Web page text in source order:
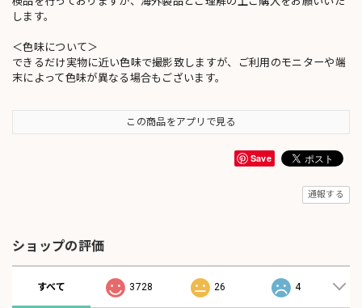
します。
＜色味について＞
できるだけ実物に近い色味で撮影致しますが、ご利用のモニターや端
末によって色味が異なる場合もございます。
この商品をアプリで見る
Save
通報する
ショップの評価
すべて 3728 26 4